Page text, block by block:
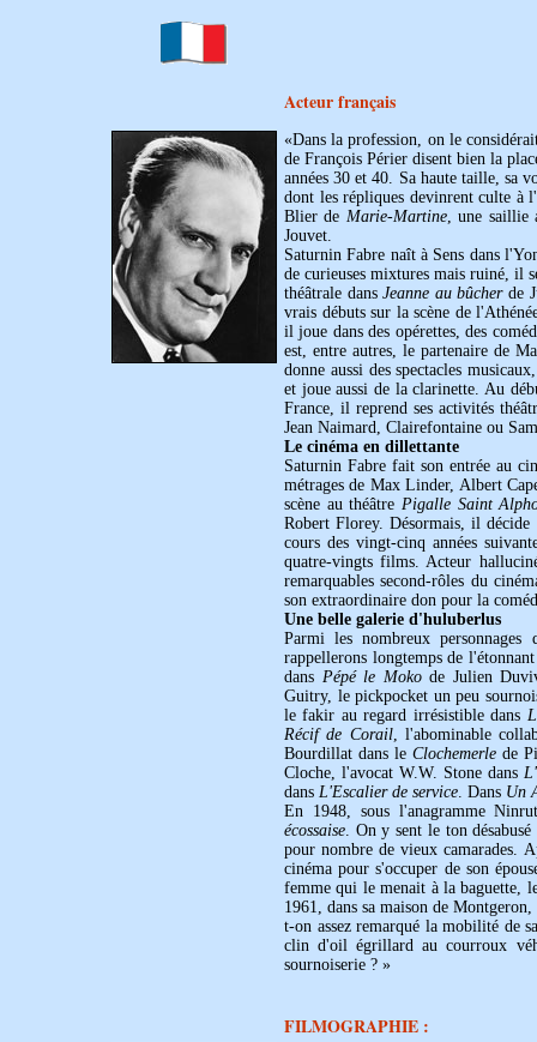
Acteur français
«Dans la profession, on le
de François Périer disent bien la
années 30 et 40. Sa haute taille, sa
dont les répliques devinrent culte à
Blier de Marie-Martine, une saillie
Jouvet.
Saturnin Fabre naît à Sens dans
de curieuses mixtures mais ruiné, il
théâtrale dansJeanne au bûcherde
vrais débuts sur la scène de
il joue dans des opérettes, des
est, entre autres, le partenaire de
donne aussi des spectacles
et joue aussi de la clarinette. Au
France, il reprend ses activités
Jean Naimard, Clairefontaine ou
Le cinéma en dillettante
Saturnin Fabre fait son entrée au
métrages de Max Linder, Albert
scène au théâtre Pigalle Saint
Robert Florey. Désormais, il décide
cours des vingt-cinq années
quatre-vingts films. Acteur
remarquables second-rôles du
son extraordinaire don pour la
Une belle galerie d'huluberlus
Parmi les nombreux
rappellerons longtemps de
dans Pépé le Mokode Julien
Guitry, le pickpocket un peu
le fakir au regard irrésistible dans
Récif de Corail, l'abominable
Bourdillat dans le Clochemerlede
Cloche, l'avocat W.W. Stone dans
dans L'Escalier de service. Dans Un
En 1948, sous l'anagramme
écossaise. On y sent le ton
pour nombre de vieux camarades.
cinéma pour s'occuper de son
femme qui le menait à la baguette,
1961, dans sa maison de
t-on assez remarqué la mobilité de
clin d'oil égrillard au courroux
sournoiserie ? »
FILMOGRAPHIE :